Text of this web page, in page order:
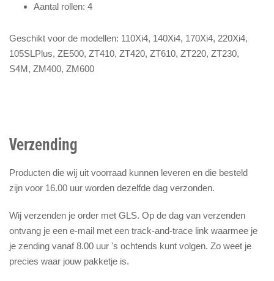
Aantal rollen: 4
Geschikt voor de modellen: 110Xi4, 140Xi4, 170Xi4, 220Xi4,
105SLPlus, ZE500, ZT410, ZT420, ZT610, ZT220, ZT230,
S4M, ZM400, ZM600
Verzending
Producten die wij uit voorraad kunnen leveren en die besteld
zijn voor 16.00 uur worden dezelfde dag verzonden.
Wij verzenden je order met GLS. Op de dag van verzenden
ontvang je een e-mail met een track-and-trace link waarmee je
je zending vanaf 8.00 uur 's ochtends kunt volgen. Zo weet je
precies waar jouw pakketje is.